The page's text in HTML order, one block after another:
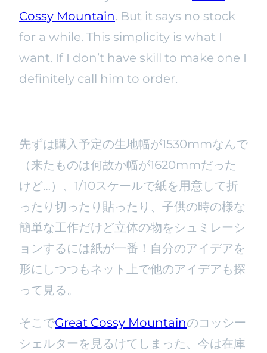
Cossy Mountain. But it says no stock
for a while. This simplicity is what I
want. If I don’t have skill to make one I
definitely call him to order.
先ずは購入予定の生地幅が1530mmなんで
（来たものは何故か幅が1620mmだった
けど…）、1/10スケールで紙を用意して折
ったり切ったり貼ったり、子供の時の様な
簡単な工作だけど立体の物をシュミレーシ
ョンするには紙が一番！自分のアイデアを
形にしつつもネット上で他のアイデアも探
って見る。
そこでGreat Cossy Mountainのコッシー
シェルターを見るけてしまった、今は在庫